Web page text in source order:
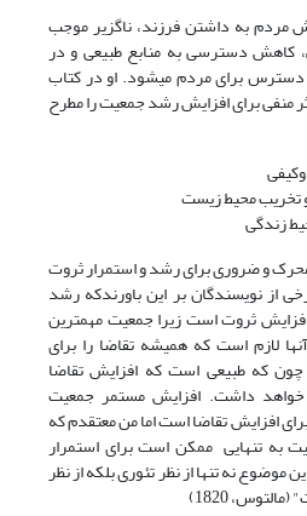
مردم به داشتن فرزند، ناگزیر موجب
کاهش دسترسی به منابع طبیعی و در
برای مردم می­شود. او در کتاب
منفی برای افزایش رشد جمعیت را مطرح
تخریب محیط زیست
زندگی
و ضروری برای رشد و استمرار ثروت
از نویسندگان بر این باورندکه رشد
ثروت است زیرا جمعیت مهمترین
لازم است که همیشه تقاضا را برای
چون که طبیعی است که افزایش تقاضا
داشت. افزایش مستمر جمعیت
افزایش تقاضا است اما من معتقدم که
به تنهایی ممکن است برای استمرار
موضوع نه تنها از نظر تئوری بلکه از نظر
1820)